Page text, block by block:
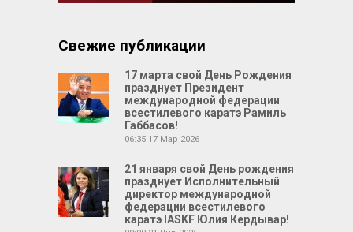
Свежие публикации
17 марта свой День Рождения
празднует Президент
международной федерации
всестилевого каратэ Рамиль
Габбасов!
06:35 17 Мар 2026
21 января свой День рождения
празднует Исполнительный
директор международной
федерации всестилевого
каратэ IASKF Юлия Кердывар!